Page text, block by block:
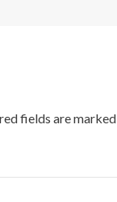
fields are marked